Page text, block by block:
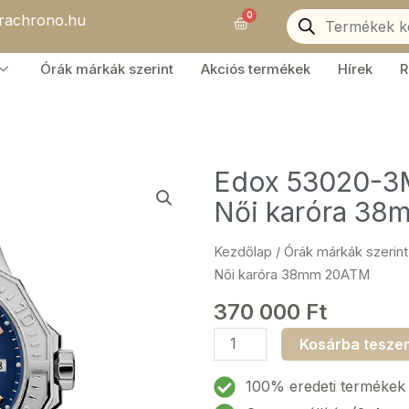
0Kosár
Products
search
Órák márkák szerint Akciós termékek Hírek
Edox 53020-
Női karóra
Kezdőlap / Órák márkák szerint
Női karóra 38mm 20ATM
370 000 Ft
Edox
53020-
3M-
Kosárba
100% eredeti termékek